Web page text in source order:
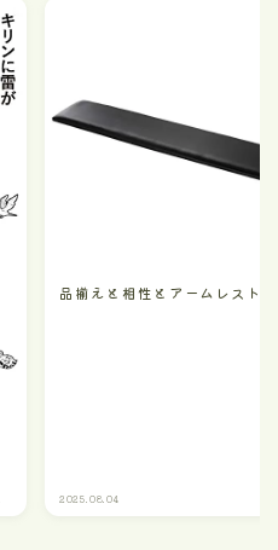
品揃えと相性とアームレスト
2025.08.04